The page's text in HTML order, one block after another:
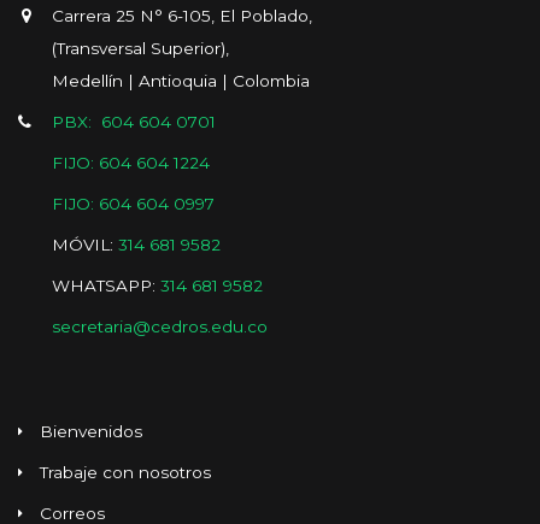
Carrera 25 N° 6-105, El Poblado,
(Transversal Superior),
Medellín | Antioquia | Colombia
PBX: 604 604 0701
FIJO: 604 604 1224
FIJO: 604 604 0997
MÓVIL: 314 681 9582
WHATSAPP: 314 681 9582
secretaria@cedros.edu.co
Bienvenidos
Trabaje con nosotros
Correos